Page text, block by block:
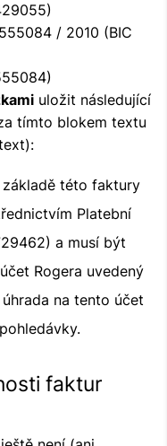
/ 2010 (BIC
uložit následující
tímto blokem textu
základě této faktury
Platební
a musí být
Rogera uvedený
na tento účet
faktur